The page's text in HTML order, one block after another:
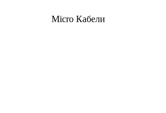
Micro Кабели